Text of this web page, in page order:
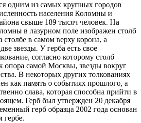
одним из самых крупных городов
населения Коломны и
свыше 189 тысяч человек. На
в лазурном поле изображен столб
столбе в самом верху корона, а
звезды. У герба есть свое
согласно которому столб
опора самой Москвы, звезды вокруг
В некоторых других толкованиях
как память о событиях прошлого, а
слава, которая способна прийти в
Герб был утвержден 20 декабря
герб образца 2002 года основан
гербе.